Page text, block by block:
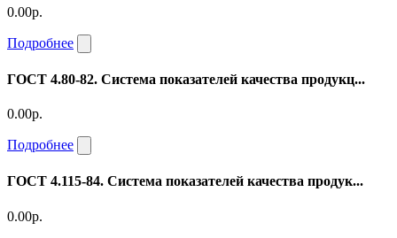
0.00р.
Подробнее
ГОСТ 4.80-82. Система показателей качества продукц...
0.00р.
Подробнее
ГОСТ 4.115-84. Система показателей качества продук...
0.00р.